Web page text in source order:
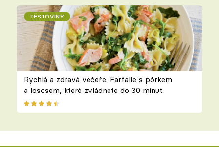
TĚSTOVINY
Rychlá a zdravá večeře: Farfalle s pórkem
a lososem, které zvládnete do 30 minut